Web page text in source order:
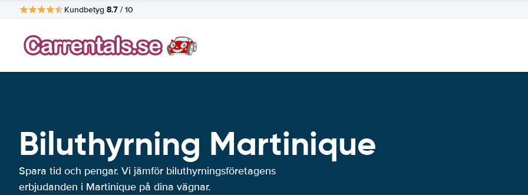
Kundbetyg 8.7 / 10
Biluthyrning Martinique
Spara tid och pengar. Vi jämför biluthyrningsföretagens
erbjudanden i Martinique på dina vägnar.